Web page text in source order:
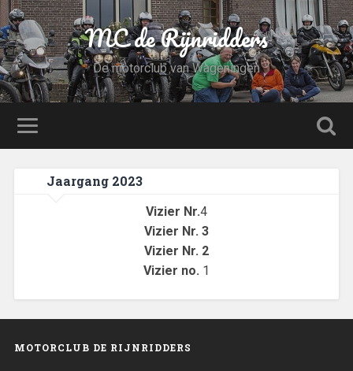
MC de Rijnridders
De motorclub van Wageningen
Jaargang 2023
Vizier Nr.4
Vizier Nr. 3
Vizier Nr. 2
Vizier no. 1
MOTORCLUB DE RIJNRIDDERS